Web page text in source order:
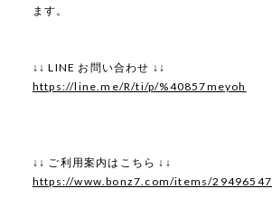
ます。
↓↓ LINE お問い合わせ ↓↓
https://line.me/R/ti/p/%40857meyoh
↓↓ ご利用案内はこちら ↓↓
https://www.bonz7.com/items/29496547